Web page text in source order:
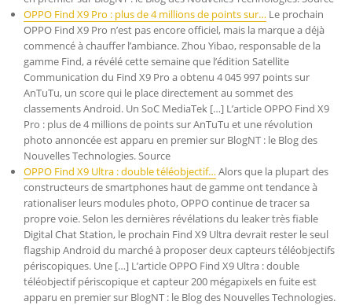
OPPO Find X9 Pro : plus de 4 millions de points sur… Le prochain
OPPO Find X9 Pro n’est pas encore officiel, mais la marque a déjà
commencé à chauffer l’ambiance. Zhou Yibao, responsable de la
gamme Find, a révélé cette semaine que l’édition Satellite
Communication du Find X9 Pro a obtenu 4 045 997 points sur
AnTuTu, un score qui le place directement au sommet des
classements Android. Un SoC MediaTek […] L’article OPPO Find X9
Pro : plus de 4 millions de points sur AnTuTu et une révolution
photo annoncée est apparu en premier sur BlogNT : le Blog des
Nouvelles Technologies. Source
OPPO Find X9 Ultra : double téléobjectif…Alors que la plupart des
constructeurs de smartphones haut de gamme ont tendance à
rationaliser leurs modules photo, OPPO continue de tracer sa
propre voie. Selon les dernières révélations du leaker très fiable
Digital Chat Station, le prochain Find X9 Ultra devrait rester le seul
flagship Android du marché à proposer deux capteurs téléobjectifs
périscopiques. Une […] L’article OPPO Find X9 Ultra : double
téléobjectif périscopique et capteur 200 mégapixels en fuite est
apparu en premier sur BlogNT : le Blog des Nouvelles Technologies.